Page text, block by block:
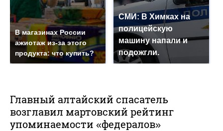
В магазинах России
ажиотаж из-за этого
продукта: что купить?
СМИ: В Химках на
полицейскую
машину напали и
подожгли.
Главный алтайский спасатель
возглавил мартовский рейтинг
упоминаемости «федералов»